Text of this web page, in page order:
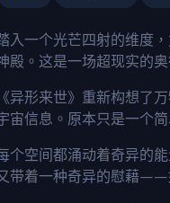
入一个光芒四射的维度
殿。这是一场超现实的
异形来世》重新构想了
宙信息。原本只是一个
个空间都涌动着奇异的
带着一种奇异的慰藉——